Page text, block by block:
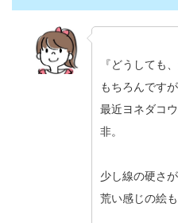
『どうしても
もちろんですが
最近ヨネダコ
非。
少し線の硬さ
荒い感じの絵